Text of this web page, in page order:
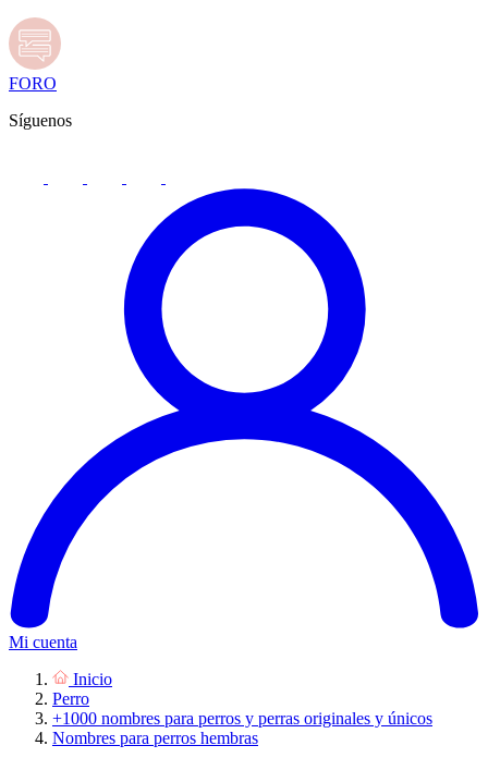
FORO
Síguenos
Mi cuenta
Inicio
Perro
+1000 nombres para perros y perras originales y únicos
Nombres para perros hembras